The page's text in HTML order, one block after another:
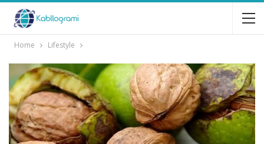
Home Lifestyle